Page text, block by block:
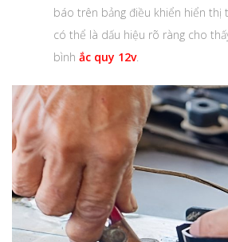
báo trên bảng điều khiển hiển thị
có thể là dấu hiệu rõ ràng cho
bìnhắc quy 12v.